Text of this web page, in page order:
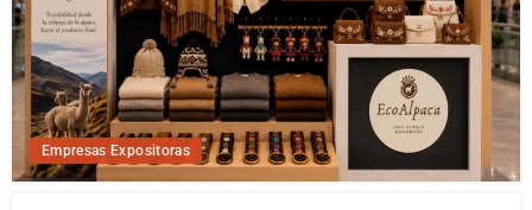
Empresas Expositoras